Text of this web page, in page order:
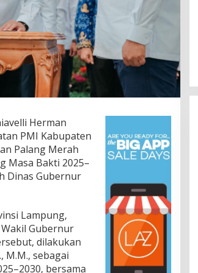
Herman
PMI Kabupaten
Palang Merah
Masa Bakti 2025–
Dinas Gubernur
Lampung,
Gubernur
dilakukan
M.M., sebagai
bersama
Satresnarkoba Polres Tulang
Bawang Bekuk Dua Pria, Sabu Dan
Alat Hisap Di Amankan
Di TNI & POLRI, TULANG BAWANG |
9 Agustus
2026